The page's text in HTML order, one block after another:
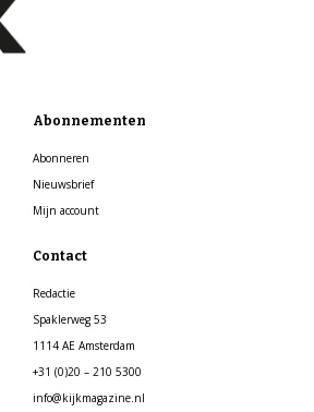
Abonnementen
Abonneren
Nieuwsbrief
Mijn account
Contact
Redactie
Spaklerweg 53
1114 AE Amsterdam
+31 (0)20 – 210 5300
info@kijkmagazine.nl